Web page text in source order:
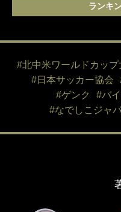
ランキ
#北中米ワールドカップ
#日本サッカー協会
#ゲンク
#バ
#なでしこジャ